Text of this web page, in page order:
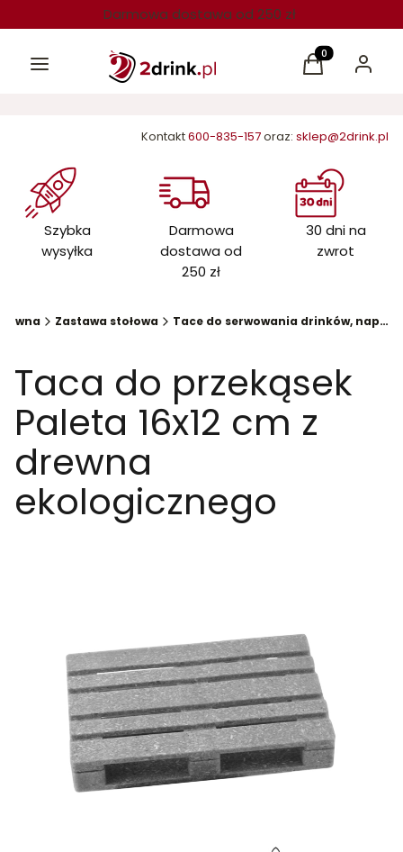
Darmowa dostawa od 250 zł
Menu Produkty w
Koszyk Zaloguj
Kontakt600-835-157oraz: sklep@2drink.pl
Szybka
wysyłka
Darmowa
dostawa od
250 zł
30 dni na
zwrot
Zastawa stołowa Tace do serwowania drinków, napojów
Taca do przekąsek
Paleta 16x12 cm z
drewna
ekologicznego